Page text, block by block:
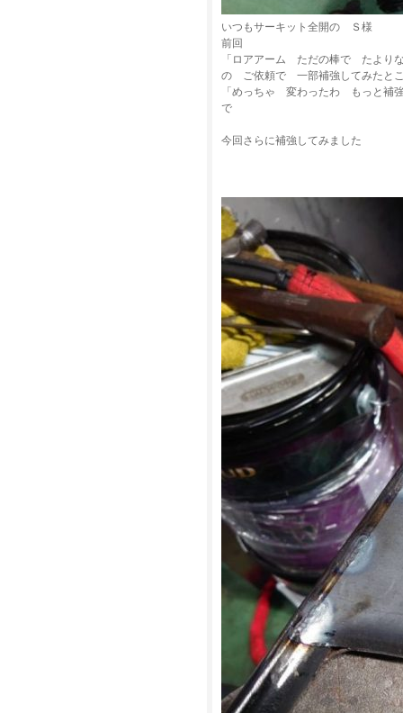
いつもサーキット全開の Ｓ様
前回
「ロアアーム ただの棒で たより
の ご依頼で 一部補強してみたと
「めっちゃ 変わったわ もっと補
で
今回さらに補強してみました